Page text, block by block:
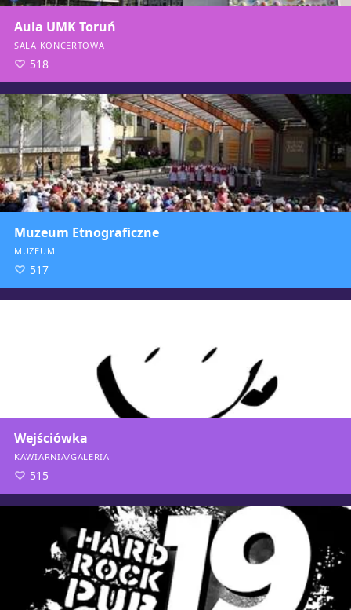
Aula UMK Toruń
SALA KONCERTOWA
518
Muzeum Etnograficzne
MUZEUM
517
Wejściówka
KAWIARNIA/GALERIA
515